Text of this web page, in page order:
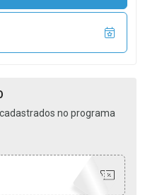
no programa